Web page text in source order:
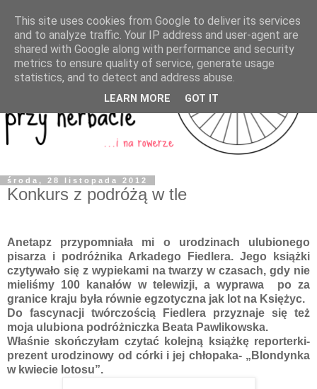
środa, 28 listopada 2012
Konkurs z podróżą w tle
Anetapz przypomniała mi o urodzinach ulubionego
pisarza i podróżnika Arkadego Fiedlera. Jego książki
czytywało się z wypiekami na twarzy w czasach, gdy nie
mieliśmy 100 kanałów w telewizji, a wyprawa po za
granice kraju była równie egzotyczna jak lot na Księżyc.
Do fascynacji twórczością Fiedlera przyznaje się też
moja ulubiona podróżniczka Beata Pawlikowska.
Właśnie skończyłam czytać kolejną książkę reporterki-
prezent urodzinowy od córki i jej chłopaka- „Blondynka
w kwiecie lotosu”.
This site uses cookies from Google to deliver its services
and to analyze traffic. Your IP address and user-agent are
shared with Google along with performance and security
metrics to ensure quality of service, generate usage
statistics, and to detect and address abuse.
LEARN MORE GOT IT